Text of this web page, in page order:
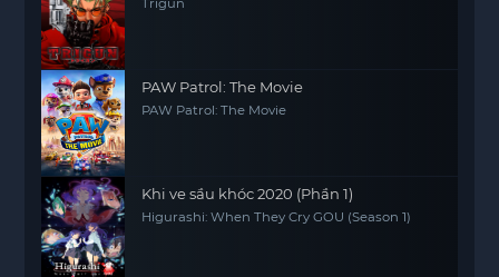
Trigun
PAW Patrol: The Movie
PAW Patrol: The Movie
Khi ve sầu khóc 2020 (Phần 1)
Higurashi: When They Cry GOU (Season 1)